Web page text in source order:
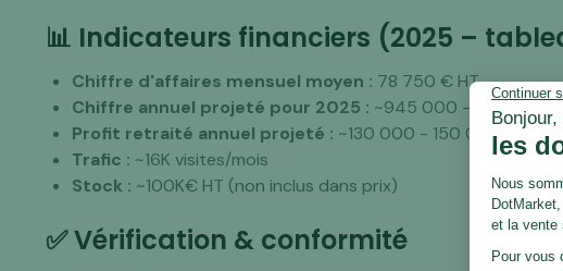
📊 Indicateurs financiers (2025 –
Chiffre d'affaires mensuel moyen : 78 750 € HT
Chiffre annuel projeté pour 2025 : ~945 000 - 1 100 000
Profit retraité annuel projeté : ~130 000 - 150 000 € HT
Trafic : ~16K visites/mois
Stock : ~100K€ HT (non inclus dans prix)
✅ Vérification & conformité